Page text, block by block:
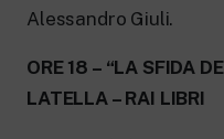
Alessandro Giuli.
ORE 18 – “LA SFIDA
LATELLA – RAI LIBRI